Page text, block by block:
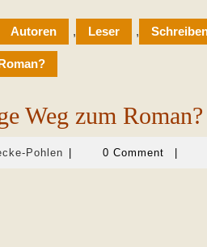
Autoren , Leser ,
Weg zum Roman?
PohlenMartina 0 Comment